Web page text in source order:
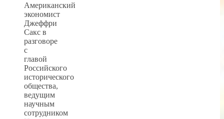
Американский
экономист
Джеффри
Сакс в
разговоре
с
главой
Российского
исторического
общества,
ведущим
научным
сотрудником